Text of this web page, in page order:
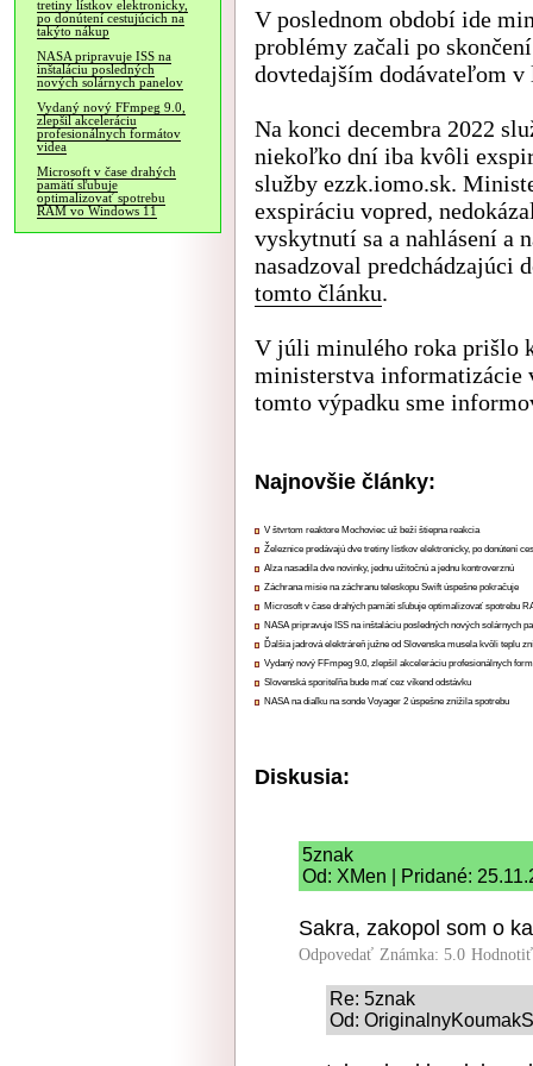
tretiny lístkov elektronicky,
po donútení cestujúcich na
takýto nákup
NASA pripravuje ISS na
inštaláciu posledných
nových solárnych panelov
Vydaný nový FFmpeg 9.0,
zlepšil akceleráciu
profesionálnych formátov
videa
Microsoft v čase drahých
pamätí sľubuje
optimalizovať spotrebu
RAM vo Windows 11
V poslednom období ide
problémy začali po
dovtedajším dodávateľom v
Na konci decembra 2022
niekoľko dní iba kvôli
služby ezzk.iomo.sk.
exspiráciu vopred,
vyskytnutí sa a nahlásení a
nasadzoval predchádzajúci
tomto článku.
V júli minulého roka prišlo
ministerstva informatizácie
tomto výpadku sme
Najnovšie články:
V štvrtom reaktore Mochoviec už beží štiepna reakcia
Železnice predávajú dve tretiny lístkov elektronicky, po donútení
Alza nasadila dve novinky, jednu užitočnú a jednu kontroverznú
Záchrana misie na záchranu teleskopu Swift úspešne pokračuje
Microsoft v čase drahých pamätí sľubuje optimalizovať spotrebu
NASA pripravuje ISS na inštaláciu posledných nových solárnych
Ďalšia jadrová elektráreň južne od Slovenska musela kvôli teplu
Vydaný nový FFmpeg 9.0, zlepšil akceleráciu profesionálnych
Slovenská sporiteľňa bude mať cez víkend odstávku
NASA na diaľku na sonde Voyager 2 úspešne znížila spotrebu
Diskusia:
5znak
Od: XMen | Pridané:
Sakra, zakopol som o
Odpovedať Známka: 5.0
Re: 5znak
Od: